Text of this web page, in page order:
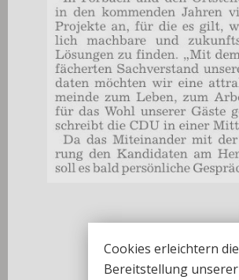
Cookies erleichtern die
Bereitstellung unserer